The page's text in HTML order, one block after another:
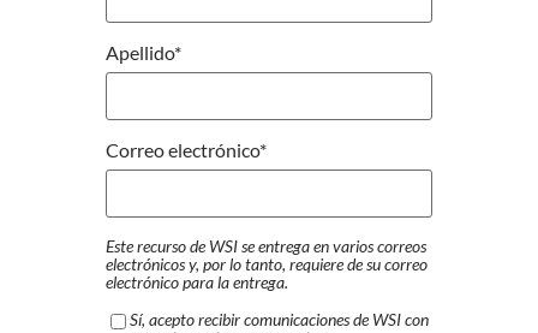
Apellido*
Correo electrónico*
Este recurso de WSI se entrega en varios correos
electrónicos y, por lo tanto, requiere de su correo
electrónico para la entrega.
Sí, acepto recibir comunicaciones de WSI con